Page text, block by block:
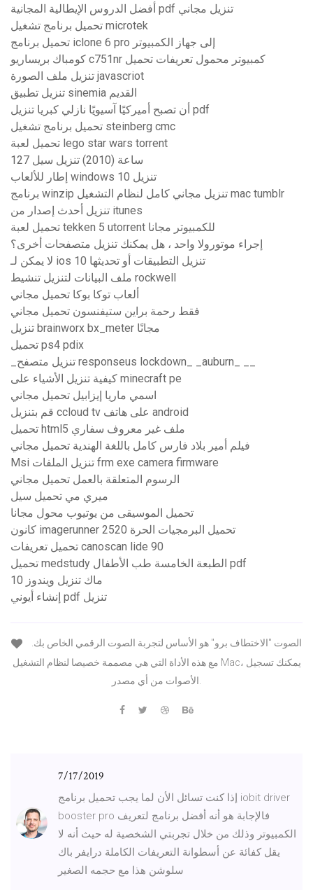
أفضل الدروس الإيطالية المجانية pdf تنزيل مجاني
تحميل برنامج تشغيل microtek
تحميل برنامج iclone 6 pro إلى جهاز الكمبيوتر
كومباك بريساريو c751nr كمبيوتر محمول تعريفات تحميل
تنزيل ملف الصورة javascriot
تنزيل تطبيق sinemia القديم
أن تصبح أميركيًا آسيويًا نازلي كبريا تنزيل pdf
تحميل برنامج تشغيل steinberg cmc
تحميل لعبة lego star wars torrent
127 ساعة (2010) تنزيل سيل
إطار للألعاب windows 10 تنزيل
برنامج winzip تنزيل مجاني كامل لنظام التشغيل mac tumblr
تنزيل أحدث إصدار من itunes
تحميل لعبة tekken 5 utorrent للكمبيوتر مجانا
إجراء موتورولا واحد ، هل يمكنك تنزيل متصفحات أخرى؟
لا يمكن لـ ios 10 تنزيل التطبيقات أو تحديثها
ملف البيانات لتنزيل تنشيط rockwell
ألعاب توكا بوكا تحميل مجاني
فقط رحمة براين ستيفنسون تحميل مجاني
تنزيل brainworx bx_meter مجانًا
تحميل ps4 pdix
_تنزيل متصفح responseus lockdown_ _auburn_ __
كيفية تنزيل الأشياء على minecraft pe
اسمي ماريا إيزابيل تحميل مجاني
قم بتنزيل ccloud tv على هاتف android
تحميل html5 ملف غير معروف سفاري
فيلم أمير بلاد فارس كامل باللغة الهندية تحميل مجاني
Msi تنزيل الملفات frm exe camera firmware
الرسوم المتعلقة بالعمل تحميل مجاني
ميري مي تحميل سيل
تحميل الموسيقى من يوتيوب محول مجانا
كانون imagerunner 2520 تحميل البرمجيات الحرة
تحميل تعريفات canoscan lide 90
تحميل medstudy الطبعة الخامسة طب الأطفال pdf
ماك تنزيل ويندوز 10
إنشاء أيوني pdf تنزيل
مع هذه الأداة التي هي مصممة خصيصا لنظام التشغيل Mac، يمكنك تسجيل
7/17/2019
إذا كنت تسائل الأن لما يجب تحميل برنامج iobit driver
booster pro فالإجابة هو أنه أفضل برنامج لتعريف
الكمبيوتر وذلك من خلال تجربتي الشخصية له حيث أنه لا
يقل كفائة عن أسطوانة التعريفات الكاملة درايفر باك
سلوشن هذا مع حجمه الصغير